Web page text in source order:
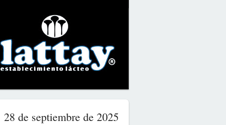
28 de septiembre de 2025